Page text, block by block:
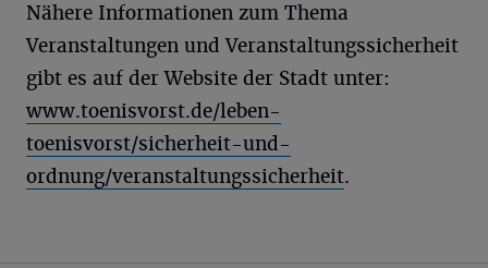
Nähere Informationen zum Thema
Veranstaltungen und Veranstaltungssicherheit
gibt es auf der Website der Stadt unter:
www.toenisvorst.de/leben-
toenisvorst/sicherheit-und-
ordnung/veranstaltungssicherheit.